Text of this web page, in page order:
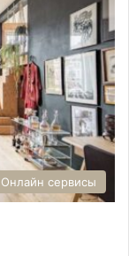
Онлайн сервисы